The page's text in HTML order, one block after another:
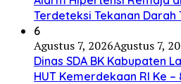
Terdeteksi Tekanan Darah
6
Agustus 7, 2026Agustus 7,
Dinas SDA BK Kabupaten
HUT Kemerdekaan RI Ke –